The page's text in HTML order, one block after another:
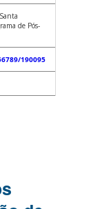
de Pós-
190095